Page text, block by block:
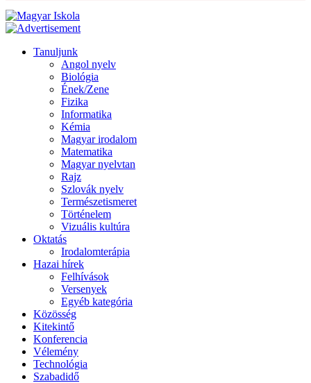
Tanuljunk
Angol nyelv
Biológia
Ének/Zene
Fizika
Informatika
Kémia
Magyar irodalom
Matematika
Magyar nyelvtan
Rajz
Szlovák nyelv
Természetismeret
Történelem
Vizuális kultúra
Oktatás
Irodalomterápia
Hazai hírek
Felhívások
Versenyek
Egyéb kategória
Közösség
Kitekintő
Konferencia
Vélemény
Technológia
Szabadidő